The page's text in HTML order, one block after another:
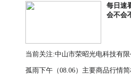
每日速
会不会
当前关注:中山市荣昭光电科技有
孤雨下午（08.06）主要商品行情